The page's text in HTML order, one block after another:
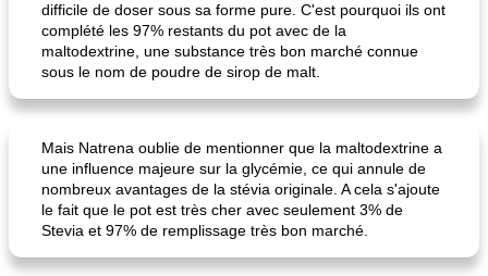
difficile de doser sous sa forme pure. C'est pourquoi ils ont
complété les 97% restants du pot avec de la
maltodextrine, une substance très bon marché connue
sous le nom de poudre de sirop de malt.
Mais Natrena oublie de mentionner que la maltodextrine a
une influence majeure sur la glycémie, ce qui annule de
nombreux avantages de la stévia originale. A cela s'ajoute
le fait que le pot est très cher avec seulement 3% de
Stevia et 97% de remplissage très bon marché.